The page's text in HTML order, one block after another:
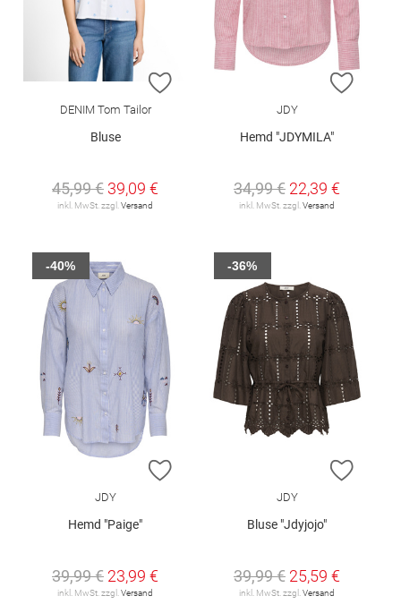
ZUR WUNSCHLISTE HINZUFÜGEN
DENIM Tom Tailor
Bluse
45,99 € 39,09 €
inkl. MwSt. zzgl.Versand
ZUR
JDY
Hemd "JDYMILA"
34,99 € 22,39 €
inkl. MwSt. zzgl.Versand
ZUR WUNSCHLISTE HINZUFÜGEN
JDY
Hemd "Paige"
39,99 € 23,99 €
inkl. MwSt. zzgl. Versand
-40%
ZUR
JDY
Bluse "Jdyjojo"
39,99 € 25,59 €
inkl. MwSt. zzgl. Versand
-36%